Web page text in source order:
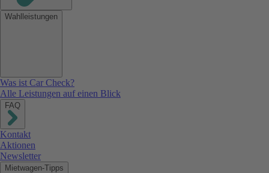
Wahlleistungen
Was ist Car Check?
Alle Leistungen auf einen Blick
FAQ
Kontakt
Aktionen
Newsletter
Mietwagen-Tipps